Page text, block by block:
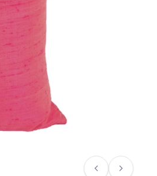
Föregående
Nästa